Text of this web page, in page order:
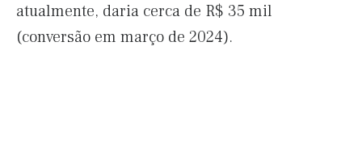
atualmente, daria cerca de R$ 35 mil
(conversão em março de 2024).